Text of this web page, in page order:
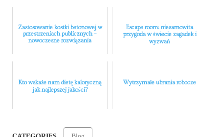
Zastosowanie kostki betonowej w
przestrzeniach publicznych –
nowoczesne rozwiązania
Escape room: niesamowita
przygoda w świecie zagadek i
wyzwań
Kto wskaże nam dietę kaloryczną
jak najlepszej jakości?
Wytrzymałe ubrania robocze